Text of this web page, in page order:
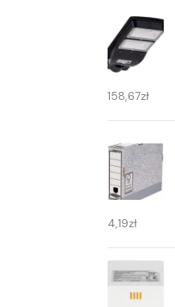
158,67zł
4,19zł